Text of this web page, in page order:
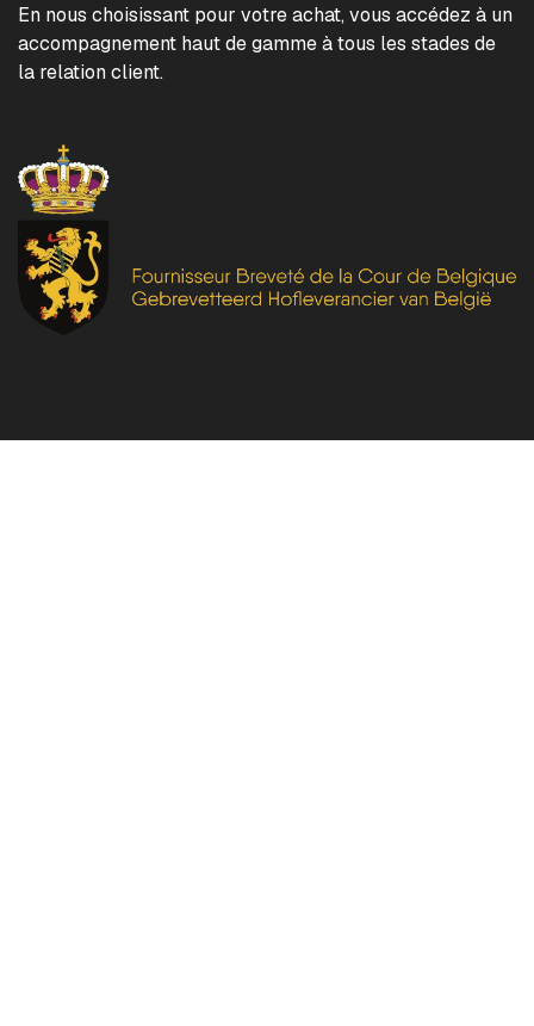
En nous choisissant pour votre achat, vous accédez à un
accompagnement haut de gamme à tous les stades de
la relation client.